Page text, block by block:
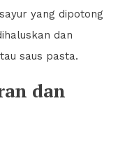
yang dipotong
dan
saus pasta.
dan